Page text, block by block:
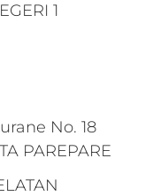
1
No. 18
PAREPARE